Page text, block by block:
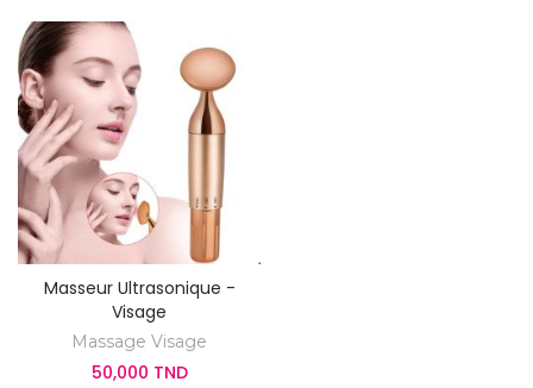
Masseur Ultrasonique -
Visage
Massage Visage
50,000 TND